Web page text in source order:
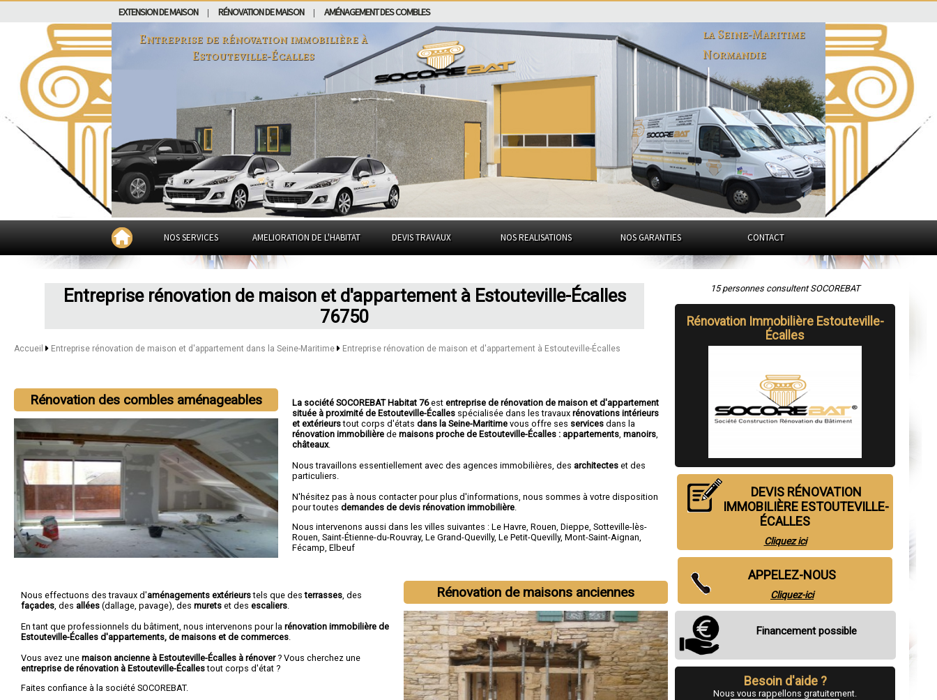
EXTENSION DE MAISON RÉNOVATION DE MAISON AMÉNAGEMENT DES COMBLES
Entreprise de rénovation immobilière à
Estouteville-Écalles
la Seine-Maritime
Normandie
NOS SERVICES AMELIORATION DE L'HABITAT DEVIS TRAVAUX NOS REALISATIONS NOS GARANTIES CONTACT
Entreprise rénovation de maison et d'appartement à Estouteville-Écalles
76750
Accueil Entreprise rénovation de maison et d'appartement dans la Seine-Maritime Entreprise rénovation de maison et d'appartement à Estouteville-Écalles
Rénovation des combles aménageables La société SOCOREBAT Habitat 76estentreprise de rénovation de maison et d'appartement
située à proximité de Estouteville-Écalles spécialisée dans les travauxrénovations intérieurs
et extérieurstout corps d'états dans la Seine-Maritimevous offre ses services dans la
rénovation immobilière demaisons proche de Estouteville-Écalles : appartements ,manoirs
châteaux.
Nous travaillons essentiellement avec des agences immobilières, des architectes et des
particuliers.
N'hésitez pas à nous contacter pour plus d'informations, nous sommes à votre disposition
pour toutesdemandes de devis rénovation immobilière
Nous intervenons aussi dans les villes suivantes :Le Havre ,Rouen ,Dieppe ,Sotteville-lès-
Rouen ,Saint-Étienne-du-Rouvray,Le Grand-Quevilly,Le Petit-Quevilly,Mont-Saint-Aignan
Fécamp ,Elbeuf
Rénovation de maisons anciennes
Nous effectuons des travaux d'aménagements extérieurstels que desterrasses , des
façades , des allées (dallage, pavage), des murets et des escaliers
En tant que professionnels du bâtiment, nous intervenons pour la rénovation immobilière de
Estouteville-Écalles d'appartements, de maisons et de commerces
Vous avez une maison ancienne à Estouteville-Écalles à rénover? Vous cherchez une
entreprise de rénovation à Estouteville-Écallestout corps d'état ?
Faites confiance à la société SOCOREBAT.
15 personnes consultent SOCOREBAT
Rénovation Immobilière Estouteville-
Écalles
DEVIS RÉNOVATION
IMMOBILIÈRE ESTOUTEVILLE-
ÉCALLES
Cliquez ici
APPELEZ-NOUS
Cliquez-ici
Financement possible
Besoin d'aide ?
Nous vous rappellons gratuitement.